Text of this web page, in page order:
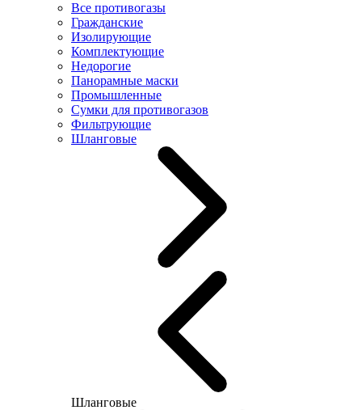
Все противогазы
Гражданские
Изолирующие
Комплектующие
Недорогие
Панорамные маски
Промышленные
Сумки для противогазов
Фильтрующие
Шланговые
Шланговые